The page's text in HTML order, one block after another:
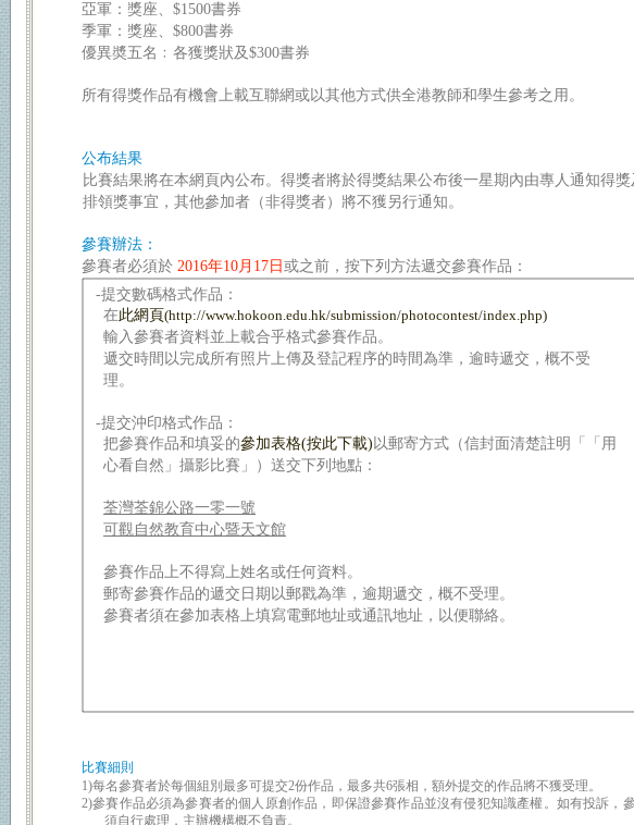
亞軍： 獎座、$1500書券
季軍： 獎座、$800書券
優異奬五名﹕ 各獲獎狀及$300書券
所有得獎作品有機會上載互聯網或以其他方式供全港教師和學生參考之用。
公布結果
比賽結果將在本網頁內公布。得獎者將於得獎結果公布後一星期內由專人通知得獎
排領獎事宜，其他參加者（非得獎者）將不獲另行通知。
參賽辦法：
參賽者必須於 2016年10月17日 或之前，按下列方法遞交參賽作品：
-提交數碼格式作品：
在此網頁(http://www.hokoon.edu.hk/submission/photocontest/index.php)
輸入參賽者資料並上載合乎格式參賽作品。
遞交時間以完成所有照片上傳及登記程序的時間為準，逾時遞交，概不受
理。
-提交沖印格式作品：
把參賽作品和填妥的參加表格(按此下載) 以郵寄方式（信封面清楚註明「「用
心看自然」攝影比賽」）送交下列地點：
荃灣荃錦公路一零一號
可觀自然教育中心暨天文館
參賽作品上不得寫上姓名或任何資料。
郵寄參賽作品的遞交日期以郵戳為準，逾期遞交，概不受理。
參賽者須在參加表格上填寫電郵地址或通訊地址，以便聯絡。
比賽細則
1)每名參賽者於每個組別最多可提交2份作品，最多共6張相，額外提交的作品將不獲受理。
2)參賽作品必須為參賽者的個人原創作品，即保證參賽作品並沒有侵犯知識產權。如有投訴，
須自行處理，主辦機構概不負責。